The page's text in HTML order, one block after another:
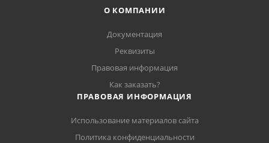
О КОМПАНИИ
Документация
Реквизиты
Правовая информация
Как заказать?
ПРАВОВАЯ ИНФОРМАЦИЯ
Использование материалов сайта
Политика конфиденциальности